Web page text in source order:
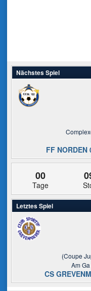
Nächstes Spiel
FF
00
Tage
Letztes Spiel
(Coupe
Am
CS